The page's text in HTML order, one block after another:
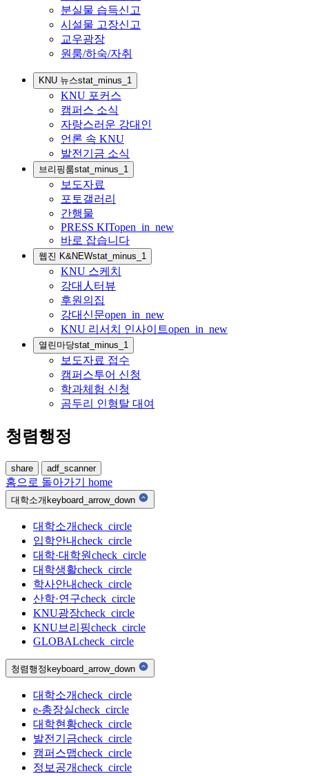
분실물 습득신고
시설물 고장신고
교우광장
원룸/하숙/자취
KNU 뉴스stat_minus_1
KNU 포커스
캠퍼스 소식
자랑스러운 강대인
언론 속 KNU
발전기금 소식
브리핑룸stat_minus_1
보도자료
포토갤러리
간행물
PRESS KITopen_in_new
바로 잡습니다
웹진 K&NEWstat_minus_1
KNU 스케치
강대人터뷰
후원의집
강대신문open_in_new
KNU 리서치 인사이트open_in_new
열린마당stat_minus_1
보도자료 접수
캠퍼스투어 신청
학과체험 신청
곰두리 인형탈 대여
청렴행정
share adf_scanner
홈으로 돌아가기 home
대학소개keyboard_arrow_down
대학소개check_circle
입학안내check_circle
대학·대학원check_circle
대학생활check_circle
학사안내check_circle
산학·연구check_circle
KNU광장check_circle
KNU브리핑check_circle
GLOBALcheck_circle
청렴행정keyboard_arrow_down
대학소개check_circle
e-총장실check_circle
대학현황check_circle
발전기금check_circle
캠퍼스맵check_circle
정보공개check_circle